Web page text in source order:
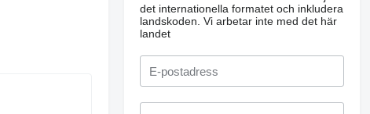
det internationella formatet och inkludera
landskoden. Vi arbetar inte med det här
landet